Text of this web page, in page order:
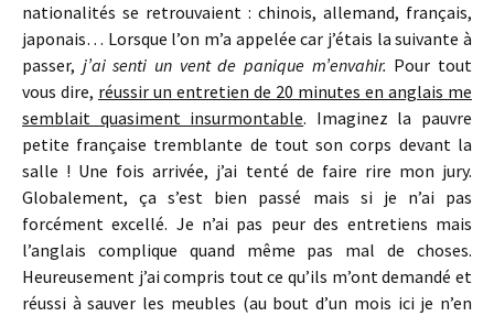
nationalités se retrouvaient : chinois, allemand, français,
japonais… Lorsque l’on m’a appelée car j’étais la suivante à
passer, j’ai senti un vent de panique m’envahir. Pour tout
vous dire, réussir un entretien de 20 minutes en anglais me
semblait quasiment insurmontable. Imaginez la pauvre
petite française tremblante de tout son corps devant la
salle ! Une fois arrivée, j’ai tenté de faire rire mon jury.
Globalement, ça s’est bien passé mais si je n’ai pas
forcément excellé. Je n’ai pas peur des entretiens mais
l’anglais complique quand même pas mal de choses.
Heureusement j’ai compris tout ce qu’ils m’ont demandé et
réussi à sauver les meubles (au bout d’un mois ici je n’en